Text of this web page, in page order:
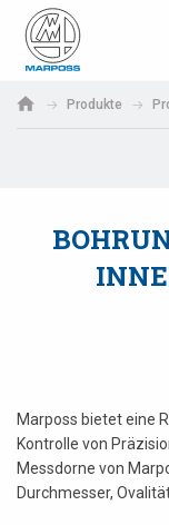
S.p.A.
Produkte
Marposs bietet eine
Kontrolle von
Messdorne von
Durchmesser,
LOGIN
Wenn Sie noch